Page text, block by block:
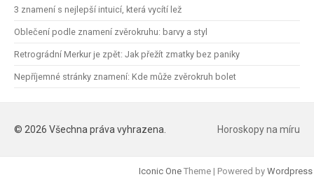
3 znamení s nejlepší intuicí, která vycítí lež
Oblečení podle znamení zvěrokruhu: barvy a styl
Retrográdní Merkur je zpět: Jak přežít zmatky bez paniky
Nepříjemné stránky znamení: Kde může zvěrokruh bolet
© 2026 Všechna práva vyhrazena. Horoskopy na míru
Iconic One Theme | Powered by Wordpress